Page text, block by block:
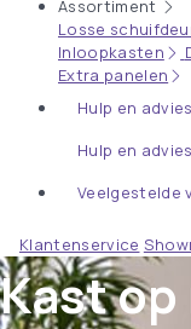
Assortiment
Losse
Inloopkasten
Extra panelen
Hulp en advies
Hulp en advies
Veelgestelde
Klantenservice
Kast